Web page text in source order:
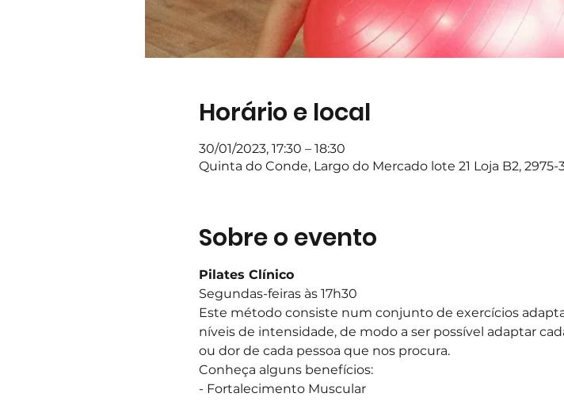
Horário e local
30/01/2023, 17:30 – 18:30
Quinta do Conde, Largo do Mercado lote 21 Loja B2,
Sobre o evento
Pilates Clínico
Segundas-feiras às 17h30
Este método consiste num conjunto de exercícios
níveis de intensidade, de modo a ser possível adaptar
ou dor de cada pessoa que nos procura.
Conheça alguns benefícios:
- Fortalecimento Muscular